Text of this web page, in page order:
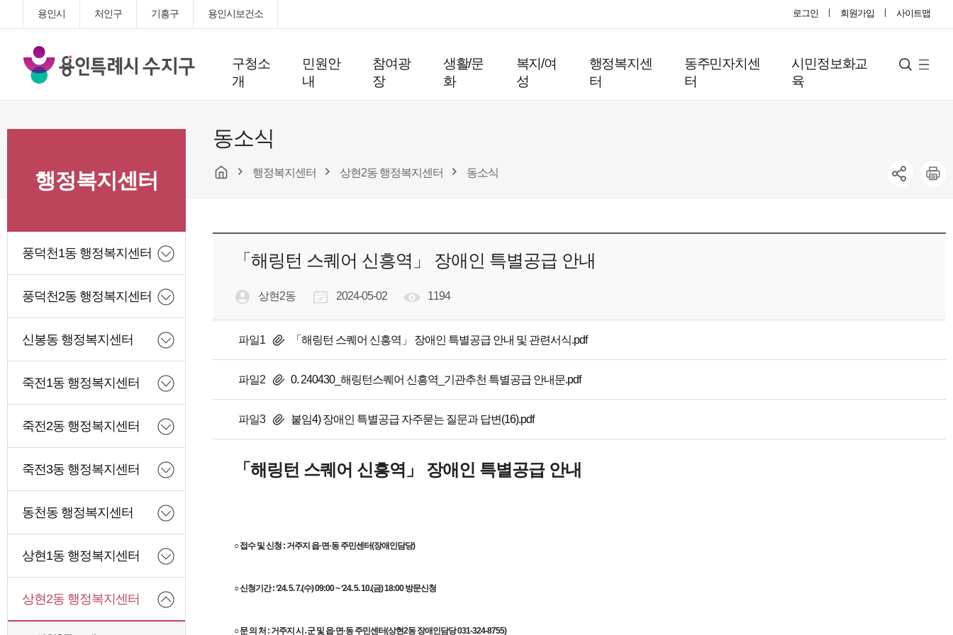
용인시 처인구 기흥구 용인시보건소 로그인 회원가입 사이트맵
용
인
특
시
구
구청소
개
민원안
내
참여광
장
생활/문
화
복지/여
성
행정복지센
터
동주민자치센
터
시민정보화교
육
검
사
트
행정복지센터
풍덕천1동 행정복지센터
풍덕천2동 행정복지센터
신봉동 행정복지센터
죽전1동 행정복지센터
죽전2동 행정복지센터
죽전3동 행정복지센터
동천동 행정복지센터
상현1동 행정복지센터
상현2동 행정복지센터
동소식
행정복지센터 상현2동 행정복지센터 동소식
「해링턴 스퀘어 신흥역」 장애인 특별공급 안내
상현2동 2024-05-02 1194
파일1 「해링턴 스퀘어 신흥역」 장애인 특별공급 안내 및 관련서식.pdf
파일2 0. 240430_해링턴스퀘어 신흥역_기관추천 특별공급 안내문.pdf
파일3 붙임4) 장애인 특별공급 자주묻는 질문과 답변(16).pdf
「해링턴 스퀘어 신흥역 」 장애인 특별공급 안내
○ 접수 및 신청 : 거주지 읍·면·동 주민센터(장애인담당)
○ 신청기간 : ‘24. 5. 7.(수) 09:00 ~ ‘24. 5. 10.(금) 18:00 방문신청
○ 문 의 처 : 거주지 시․군 및 읍·면·동 주민센터(상현2동 장애인담당 031-324-8755)